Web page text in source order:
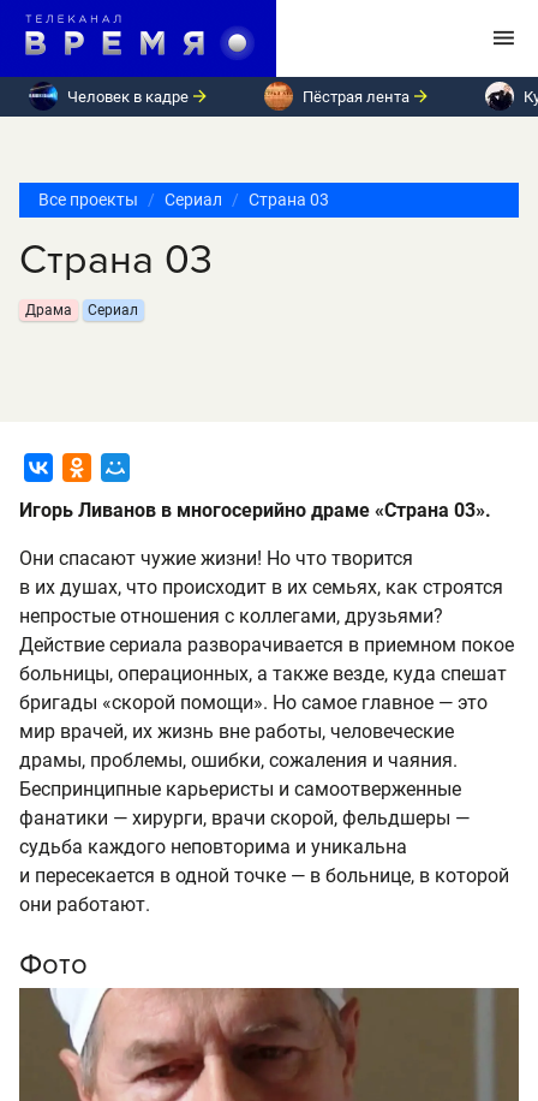
Человек в кадре Пёстрая лента
Все проекты Сериал Страна 03
Страна 03
Драма Сериал
Игорь Ливанов в многосерийно драме «Страна 03».
Они спасают чужие жизни! Но что творится
в их душах, что происходит в их семьях, как строятся
непростые отношения с коллегами, друзьями?
Действие сериала разворачивается в приемном покое
больницы, операционных, а также везде, куда спешат
бригады «скорой помощи». Но самое главное — это
мир врачей, их жизнь вне работы, человеческие
драмы, проблемы, ошибки, сожаления и чаяния.
Беспринципные карьеристы и самоотверженные
фанатики — хирурги, врачи скорой, фельдшеры —
судьба каждого неповторима и уникальна
и пересекается в одной точке — в больнице, в которой
они работают.
Фото